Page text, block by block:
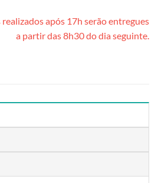
após 17h serão entregues
a partir das 8h30 do dia seguinte.